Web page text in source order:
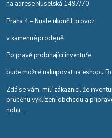
na adrese Nuselská 1497/70
Praha 4 – Nusle ukončil provoz
v kamenné prodejně.
Po právě probíhající inventuře
bude možné nakupovat na eshopu
Zdá se vám, milí zákazníci, že
průběhu vyklízení obchodu a
nohu...